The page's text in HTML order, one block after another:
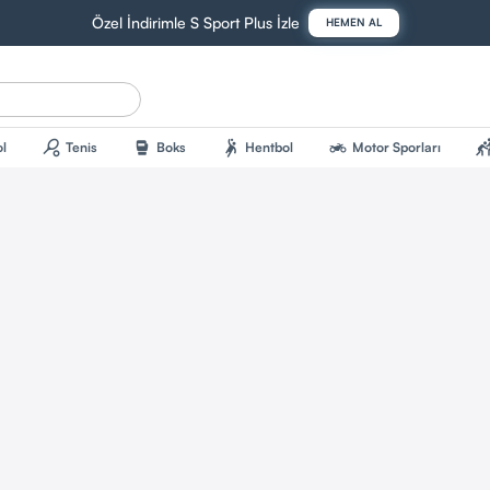
Özel İndirimle S Sport Plus İzle HEMEN AL
sports_tennis Tenis sports_mma Boks sports_handball Hentbol two_wheeler Motor Sporları